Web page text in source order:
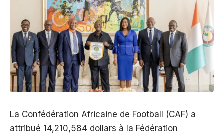
La Confédération Africaine de Football (CAF) a
attribué 14,210,584 dollars à la Fédération